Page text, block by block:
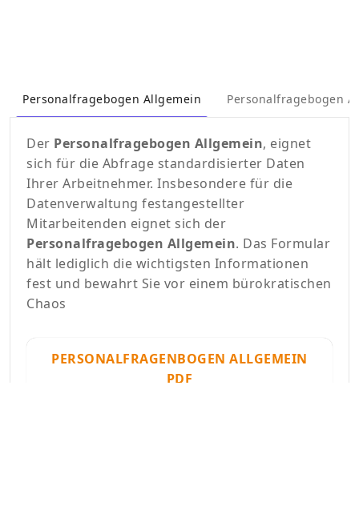
Personalfragebogen Allgemein Personalfragebogen
Der Personalfragebogen Allgemein, eignet
sich für die Abfrage standardisierter Daten
Ihrer Arbeitnehmer. Insbesondere für die
Datenverwaltung festangestellter
Mitarbeitenden eignet sich der
Personalfragebogen Allgemein. Das Formular
hält lediglich die wichtigsten Informationen
fest und bewahrt Sie vor einem bürokratischen
Chaos
PERSONALFRAGENBOGEN ALLGEMEIN
PDF